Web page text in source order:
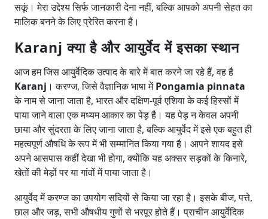
सकूं। मेरा उद्देश्य सिर्फ जानकारी देना नहीं, बल्कि आपको अपनी सेहत का
मालिक बनने के लिए प्रेरित करना है।
Karanj क्या है और आयुर्वेद में इसका स्थान
आज हम जिस आयुर्वेदिक उत्पाद के बारे में बात करने जा रहे हैं, वह है
Karanj । करण्ज, जिसे वैज्ञानिक भाषा मेंPongamia pinnata
के नाम से जाना जाता है, भारत और दक्षिण-पूर्व एशिया के कई हिस्सों में
पाया जाने वाला एक मध्यम आकार का पेड़ है। यह पेड़ न केवल अपनी
छाया और सुंदरता के लिए जाना जाता है, बल्कि आयुर्वेद में इसे एक बहुत ही
महत्वपूर्ण औषधि के रूप में भी सम्मानित किया गया है। आपने शायद इसे
अपने आसपास कहीं देखा भी होगा, क्योंकि यह अक्सर सड़कों के किनारे,
खेतों की मेड़ों पर या गांवों में पाया जाता है।
आयुर्वेद में करण्ज का उपयोग सदियों से किया जा रहा है। इसके बीज, पत्ते,
छाल और जड़, सभी औषधीय गुणों से भरपूर होते हैं। प्राचीन आयुर्वेदिक